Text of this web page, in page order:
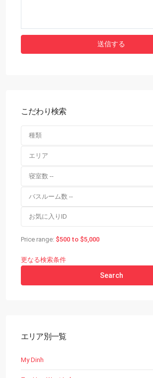
こだわり検索
種類
エリア
寝室数 --
バスルーム数 --
Price range: $500 to $5,000
更なる検索条件
Search
エリア別一覧
My Dinh